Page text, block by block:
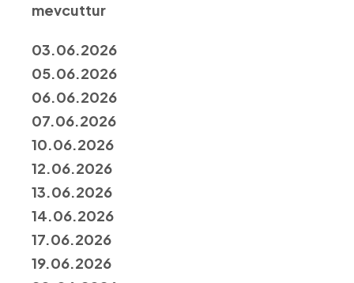
mevcuttur
03.06.2026
05.06.2026
06.06.2026
07.06.2026
10.06.2026
12.06.2026
13.06.2026
14.06.2026
17.06.2026
19.06.2026